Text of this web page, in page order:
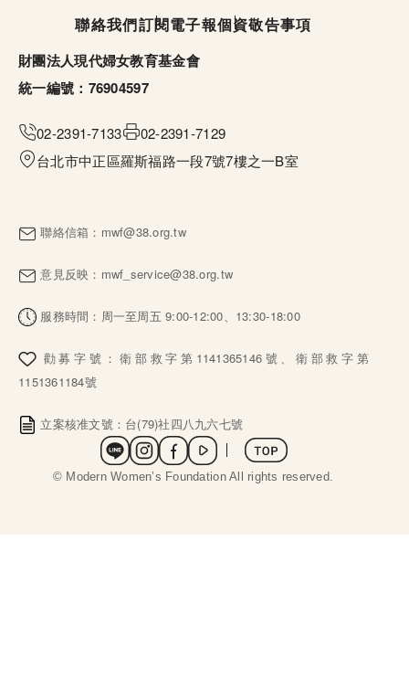
聯絡我們訂閱電子報個資敬告事項
財團法人現代婦女教育基金會
統一編號：76904597
02-2391-7133
02-2391-7129
台北市中正區羅斯福路一段7號7樓之一B室
聯絡信箱： mwf@38.org.tw
意見反映： mwf_service@38.org.tw
服務時間：周一至周五 9:00-12:00、13:30-18:00
勸募字號：衛部救字第1141365146號、衛部救字第
1151361184號
立案核准文號：台(79)社四八九六七號
© Modern Women’s Foundation All rights reserved.